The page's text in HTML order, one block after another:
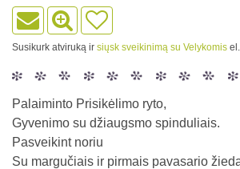
Susikurk atviruką ir siųsk sveikinimą su Velykomis
Palaiminto Prisikėlimo ryto,
Gyvenimo su džiaugsmo spinduliais.
Pasveikint noriu
Su margučiais ir pirmais pavasario